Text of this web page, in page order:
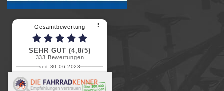
Gesamtbewertung ⠇
SEHR GUT (4,8/5)
333 Bewertungen
seit 30.06.2023
Renate H.